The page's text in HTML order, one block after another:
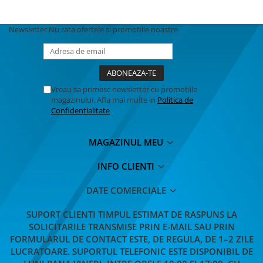
MACHETE ELICOPTERE SI AVIOANE
MACHETE MOTOCICLETE SI
BICICLETE
MACHETE NAVE MILITARE –
Miniaturi Navale de Colectie
MACHETE RALIU – Miniaturi Masini
MACHETE VEHICULE INTERVENTIE
VITRINE, FIGURINE, ACCESORII
PARTY
ACCESORII CARNAVAL
ACCESORII SI BIJUTERII CARNAVAL
Newsletter Nu rata ofertele si promotiile noastre
Vreau sa primesc newsletter cu promotiile
magazinului. Afla mai multe in Politica de
Confidentialitate
MAGAZINUL MEU
INFO CLIENTI
DATE COMERCIALE
SUPORT CLIENTI TIMPUL ESTIMAT DE RASPUNS LA
SOLICITARILE TRANSMISE PRIN E-MAIL SAU PRIN
FORMULARUL DE CONTACT ESTE, DE REGULA, DE 1–2 ZILE
LUCRATOARE. SUPORTUL TELEFONIC ESTE DISPONIBIL DE